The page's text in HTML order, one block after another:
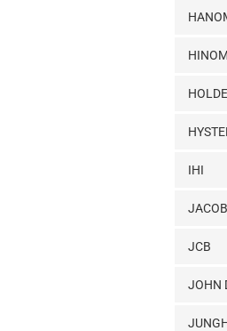
IHI
JCB
JOHN